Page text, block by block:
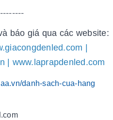
báo giá qua các website:
|
| www.laprapdenled.com
danh-sach-cua-hang